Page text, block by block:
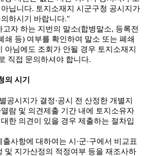
닙니다. 토지소재지 시군구청 공시지가
하시기 바랍니다."
자 하는 지번의 말소(합병말소, 등록전
쇄 등) 여부를 확인하여 말소 또는 폐쇄
아님에도 조회가 안될 경우 토지소재지
직접 문의하셔야 합니다.
의 시기
공시지가 결정·공시 전 산정한 개별지
람 및 의견제출 기간 내에 토지소유자
한 의견이 있을 경우 제출하는 절차입
사항에 대하여는 시·군·구에서 비교표
및 지가산정의 적정여부 등을 재조사하